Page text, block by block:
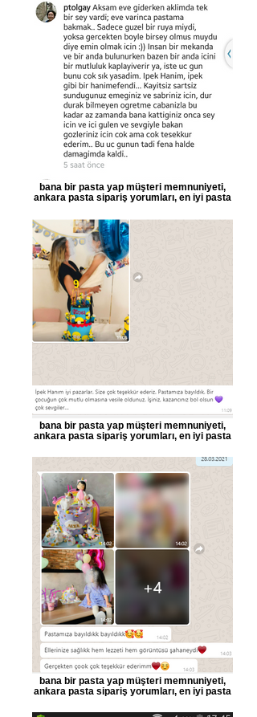
bana bir pasta yap müşteri memnuniyeti,
ankara pasta sipariş yorumları, en iyi pasta
bana bir pasta yap müşteri memnuniyeti,
ankara pasta sipariş yorumları, en iyi pasta
bana bir pasta yap müşteri memnuniyeti,
ankara pasta sipariş yorumları, en iyi pasta